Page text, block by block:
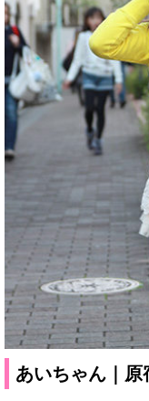
あいちゃん｜原